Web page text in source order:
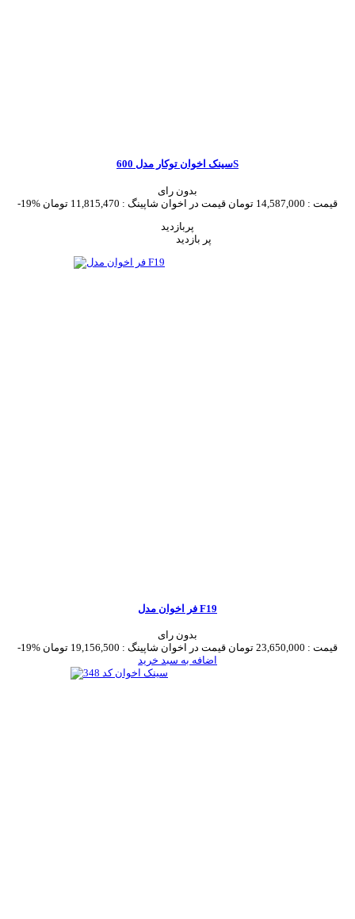
سینک اخوان توکار مدل 600S
بدون رای
-19%
قیمت : 14,587,000 تومان قیمت در اخوان شاپینگ : 11,815,470 تومان
پربازدید
پر بازدید
فر اخوان مدل F19
بدون رای
-19%
قیمت : 23,650,000 تومان قیمت در اخوان شاپینگ : 19,156,500 تومان
اضافه به سبد خرید